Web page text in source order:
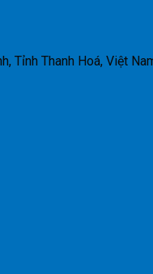
Tỉnh Thanh Hoá, Việt